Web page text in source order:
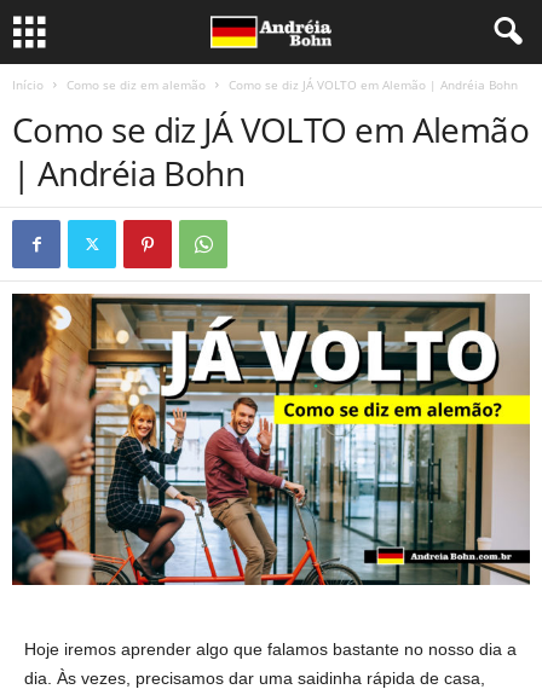
Início Como se diz em alemão Como se diz JÁ VOLTO em Alemão | Andréia Bohn
Como se diz JÁ VOLTO em Alemão
| Andréia Bohn
Hoje iremos aprender algo que falamos bastante no nosso dia a
dia. Às vezes, precisamos dar uma saidinha rápida de casa,